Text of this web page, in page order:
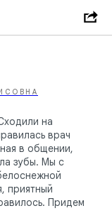
на
врач
в общении,
зубы. Мы с
приятный
Придем